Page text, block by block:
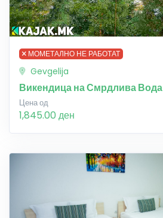
МОМЕТАЛНО НЕ РАБОТАТ
Gevgelija
Викендица на Смрдлива Вода
Цена од
1,845.00 ден